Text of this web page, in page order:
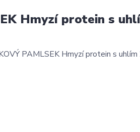
Hmyzí protein s